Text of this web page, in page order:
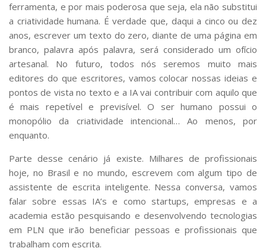
ferramenta, e por mais poderosa que seja, ela não substitui
a criatividade humana. É verdade que, daqui a cinco ou dez
anos, escrever um texto do zero, diante de uma página em
branco, palavra após palavra, será considerado um ofício
artesanal. No futuro, todos nós seremos muito mais
editores do que escritores, vamos colocar nossas ideias e
pontos de vista no texto e a IA vai contribuir com aquilo que
é mais repetível e previsível. O ser humano possui o
monopólio da criatividade intencional… Ao menos, por
enquanto.
Parte desse cenário já existe. Milhares de profissionais
hoje, no Brasil e no mundo, escrevem com algum tipo de
assistente de escrita inteligente. Nessa conversa, vamos
falar sobre essas IA’s e como startups, empresas e a
academia estão pesquisando e desenvolvendo tecnologias
em PLN que irão beneficiar pessoas e profissionais que
trabalham com escrita.